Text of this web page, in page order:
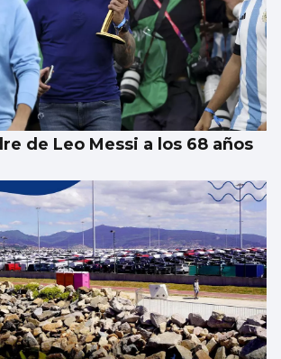
de The Rapants: “Sempre foi
que tocamos. Somos un
a todo”
de Leo Messi a los 68 años